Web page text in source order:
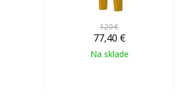
129 €
77,40 €
Na sklade